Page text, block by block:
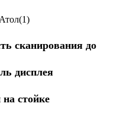
Атол(1)
сканирования до
дисплея
стойке